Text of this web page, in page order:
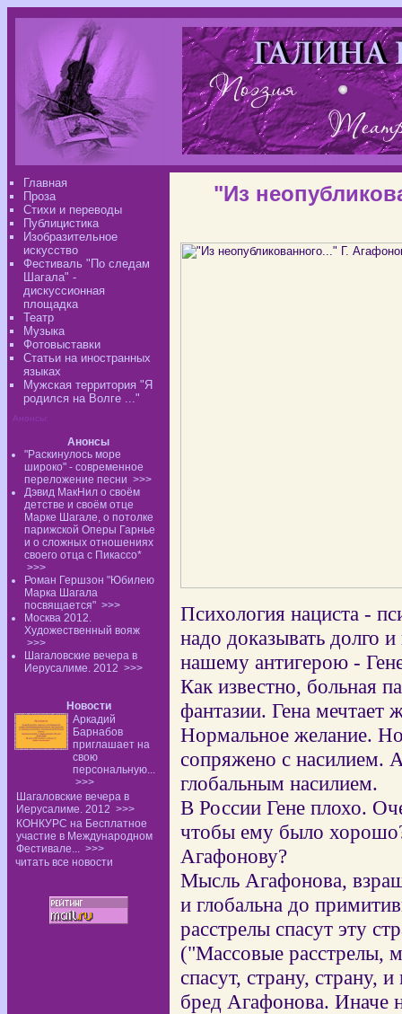
Главная
Проза
Стихи и переводы
Публицистика
Изобразительное
искусство
Фестиваль "По следам
Шагала" -
дискуссионная
площадка
Театр
Музыка
Фотовыставки
Статьи на иностранных
языках
Мужская территория "Я
родился на Волге ..."
Анонсы:
Анонсы
"Раскинулось море
широко" - современное
переложение песни >>>
Дэвид МакНил о своём
детстве и своём отце
Марке Шагале, о потолке
парижской Оперы Гарнье
и о сложных отношениях
своего отца с Пикассо*
>>>
Роман Гершзон "Юбилею
Марка Шагала
посвящается" >>>
Москва 2012.
Художественный вояж
>>>
Шагаловские вечера в
Иерусалиме. 2012 >>>
Новости
Аркадий
Барнабов
приглашает на
свою
персональную...
>>>
Шагаловские вечера в
Иерусалиме. 2012 >>>
КОНКУРС на Бесплатное
участие в Международном
Фестивале... >>>
читать все новости
"Из
Психология нациста -
надо доказывать долго
нашему антигерою -
Как известно, больная
фантазии. Гена
Нормальное желание.
сопряжено с насилием.
глобальным насилием.
В России Гене плохо.
чтобы ему было
Агафонову?
Мысль Агафонова,
и глобальна до
расстрелы спасут эту
("Массовые расстрелы,
спасут, страну, страну,
бред Агафонова. Иначе